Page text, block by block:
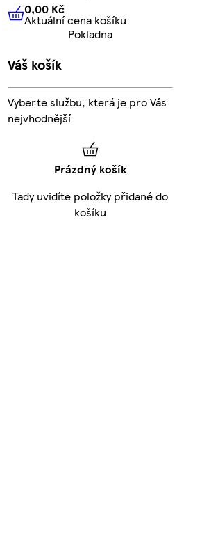
0,00 KčAktuální cena košíku
0,00 Kč
Aktuální cena košíku
Pokladna
Váš košík
Vyberte službu, která je pro Vás
nejvhodnější
Prázdný košík
Tady uvidíte položky přidané do
košíku